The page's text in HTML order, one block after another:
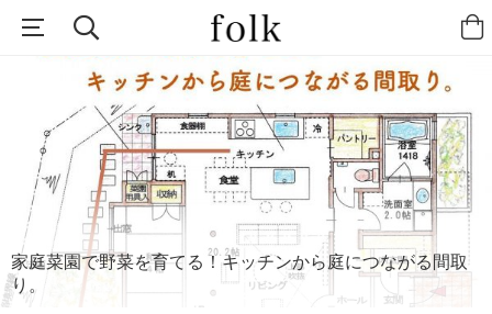
家庭菜園で野菜を育てる！キッチンから庭につながる間取
り。